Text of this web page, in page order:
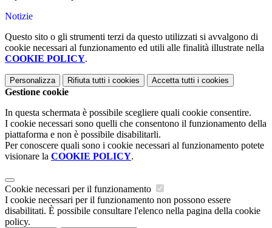
Notizie
Questo sito o gli strumenti terzi da questo utilizzati si avvalgono di
cookie necessari al funzionamento ed utili alle finalità illustrate nella
COOKIE POLICY.
Personalizza Rifiuta tutti i cookies Accetta tutti i cookies
Gestione cookie
In questa schermata è possibile scegliere quali cookie consentire.
I cookie necessari sono quelli che consentono il funzionamento della
piattaforma e non è possibile disabilitarli.
Per conoscere quali sono i cookie necessari al funzionamento potete
visionare la COOKIE POLICY.
Cookie necessari per il funzionamento
I cookie necessari per il funzionamento non possono essere
disabilitati. È possibile consultare l'elenco nella pagina della cookie
policy.